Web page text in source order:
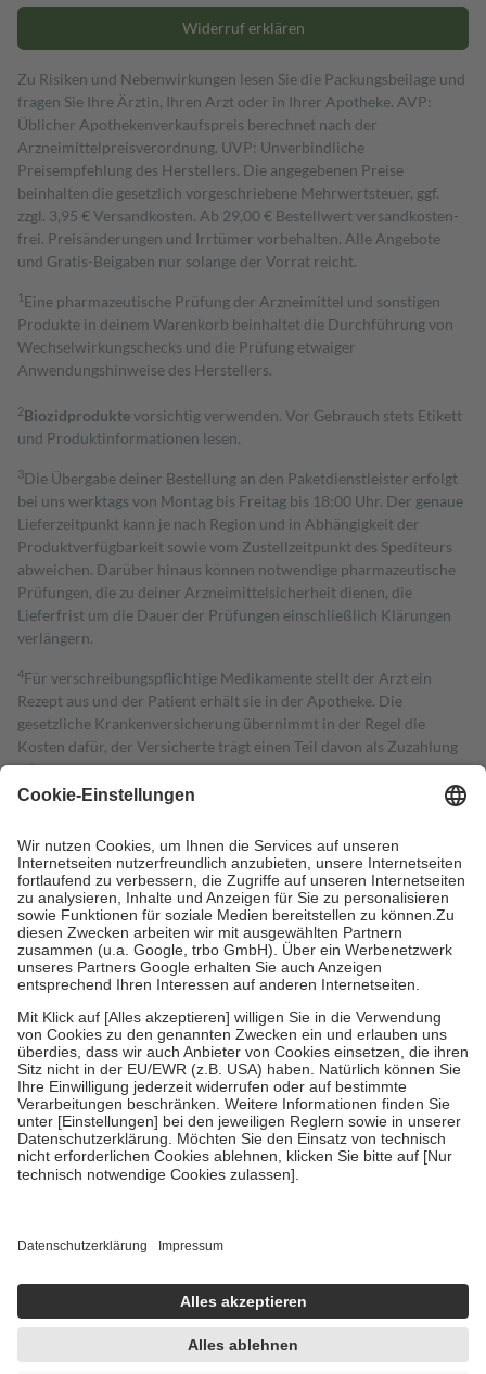
Widerruf erklären
Zu Risiken und Nebenwirkungen lesen Sie die Packungsbeilage und
fragen Sie Ihre Ärztin, Ihren Arzt oder in Ihrer Apotheke. AVP:
Üblicher Apothekenverkaufspreis berechnet nach der
Arzneimittelpreisverordnung. UVP: Unverbindliche
Preisempfehlung des Herstellers. Die angegebenen Preise
beinhalten die gesetzlich vorgeschriebene Mehrwertsteuer, ggf.
zzgl. 3,95 € Versandkosten. Ab 29,00 € Bestell­wert versand­kosten­
frei. Preisänderungen und Irrtümer vorbehalten. Alle Angebote
und Gratis-Beigaben nur solange der Vorrat reicht.
1 Eine pharmazeutische Prüfung der Arzneimittel und sonstigen
Produkte in deinem Warenkorb beinhaltet die Durchführung von
Wechselwirkungschecks und die Prüfung etwaiger
Anwendungshinweise des Herstellers.
2Biozidproduktevorsichtig verwenden. Vor Gebrauch stets Etikett
und Produktinformationen lesen.
3Die Übergabe deiner Bestellung an den Paketdienstleister erfolgt
bei uns werktags von Montag bis Freitag bis 18:00 Uhr. Der genaue
Lieferzeitpunkt kann je nach Region und in Abhängigkeit der
Produktverfügbarkeit sowie vom Zustellzeitpunkt des Spediteurs
abweichen. Darüber hinaus können notwendige pharmazeutische
Prüfungen, die zu deiner Arzneimittelsicherheit dienen, die
Lieferfrist um die Dauer der Prüfungen einschließlich Klärungen
verlängern.
4Für verschreibungspflichtige Medikamente stellt der Arzt ein
Rezept aus und der Patient erhält sie in der Apotheke. Die
gesetzliche Krankenversicherung übernimmt in der Regel die
Kosten dafür, der Versicherte trägt einen Teil davon als Zuzahlung
mit.
Grundsätzlich leisten Mitglieder Zuzahlungen in Höhe von zehn
höchstens zehn Euro.
Es sind jedoch nie mehr als die tatsächlichen
Kosten der Leistung zu entrichten.
Diese Regeln gelten grundsätzlich auch für Online-Apotheken.
Bei Heilmitteln und häuslicher Krankenpflege beträgt die
Zuzahlung zehn Prozent der Kosten sowie zehn Euro je
Verordnung.
Um das Engagement der Versicherten für ihre eigene Gesundheit zu
stärken und die besondere Stellung der Familie zu unterstützen,
fallenkeine Zuzahlungenan bei:
• Kindern und Jugendlichen bis zum vollendeten 18. Lebensjahr
mit Ausnahme der Fahrkosten
• Untersuchungen zur Vorsorge und Früherkennung, die von der
GKV getragen werden
• empfohlenen Schutzimpfungen
• Harn- und Blutteststreifen
getroffen, um sicherzustellen, dass es sich um echte Bewertungen
https://help.etrusted.com/hc/de/articles/4419944605341
Einige Bilder und Inhalte wurden unter Zuhilfenahme künstlicher